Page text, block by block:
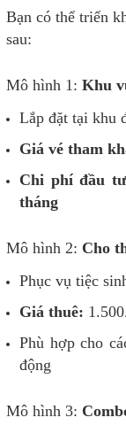
Bạn có thể triển
sau:
Mô hình 1: Khu
Lắp đặt tại khu
Giá vé tham
Chi phí đầu
tháng
Mô hình 2: Cho
Phục vụ tiệc
Giá thuê:
Phù hợp cho
động
Mô hình 3: